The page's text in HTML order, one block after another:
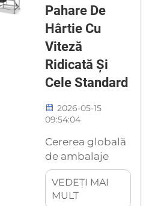
eficienței,
consistenței și
controlului
costurilor.
Dezvoltarea
mașinii
imprimare
flexografică a
evoluat spre...
Pahare De
Hârtie Cu
Viteză
Ridicată Și
Cele Standard
2026-05-15
09:54:04
Cererea globală
de ambalaje
alimentare
durabile a
accelerat
VEDEȚI MAI
MULT